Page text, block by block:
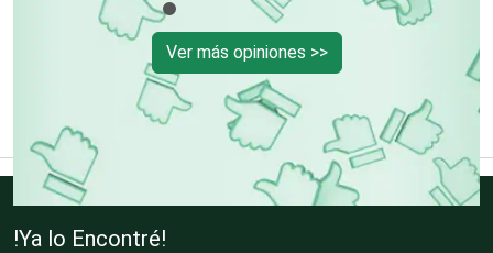
Cibercafés
Clínicas de Belleza
Clínicas de Rehabilitación
Ver más opiniones >>
!Ya lo Encontré!